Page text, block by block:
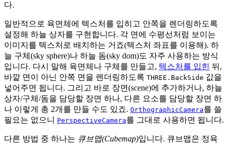
다.
일반적으로 육면체에 텍스처를 입히고 안쪽을 렌더링하도록
설정해 하늘 상자를 구현합니다. 각 면에 수평선처럼 보이는
이미지를 텍스처로 배치하는 거죠(텍스처 좌표를 이용해). 하
늘 구체(sky sphere)나 하늘 돔(sky dom)도 자주 사용하는 방식
입니다. 다시 말해 육면체나 구체를 만들고, 텍스처를 입힌 뒤,
바깥 면이 아닌 안쪽 면을 렌더링하도록 THREE.BackSide 값을
넣어주면 됩니다. 그리고 바로 장면(scene)에 추가하거나, 하늘
상자/구체/돔을 담당할 장면 하나, 다른 요소를 담당할 장면 하
나 이렇게 총 2개를 만들 수도 있죠. OrthographicCamera를 쓸
필요는 없으니
PerspectiveCamera를 그대로 사용하면 됩니다.
다른 방법 중 하나는 큐브맵(Cubemap)입니다. 큐브맵은 정육